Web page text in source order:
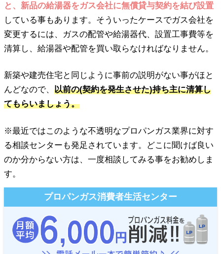
と、新品の給湯器をガス会社に無償貸与契約を結び設置
している事もあります。そういったケースでガス会社を
変更するには、ガスの配管や給湯器代、設置工事費等を
清算し、給湯器や配管を買い取らなければなりません。
新築や建売住宅と同じように事前の説明がない事がほと
んどなので、 以前の(契約を発生させた)持ち主に清算し
てもらいましょう。
※最近ではこのような不透明なプロパンガス業界に対す
る相談センターも発足されています。どこに聞けば良い
のか分からない方は、一度相談してみる事をお勧めしま
す。
プロパンガス消費者生活センター